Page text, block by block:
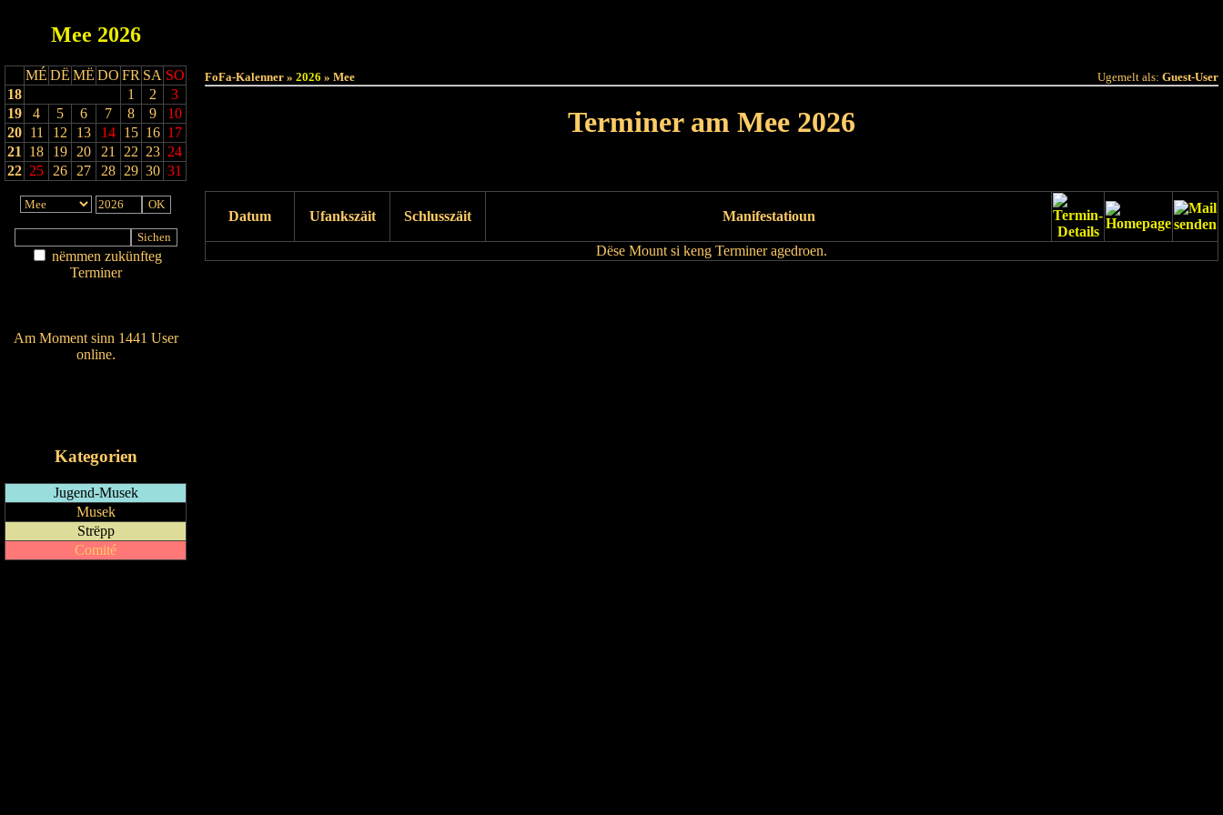
Mee 2026
MÉ DË MË DO FR SA SO
18
1 2
3
19
4 5 6 7 8 9
10
20 11 12 13 14 15 16 17
21
18 19 20 21 22 23 24
22 25 26 27 28 29 30 31
nëmmen zukünfteg
Terminer
Am Moment sinn 1441 User
online.
Kategorien
Jugend-Musek
Musek
Strëpp
Comité
FoFa-Kalenner » 2026 » Mee Ugemelt als: Guest-User
Terminer am Mee 2026
Datum Ufankszäit Schlusszäit Manifestatioun
Dëse Mount si keng Terminer agedroen.